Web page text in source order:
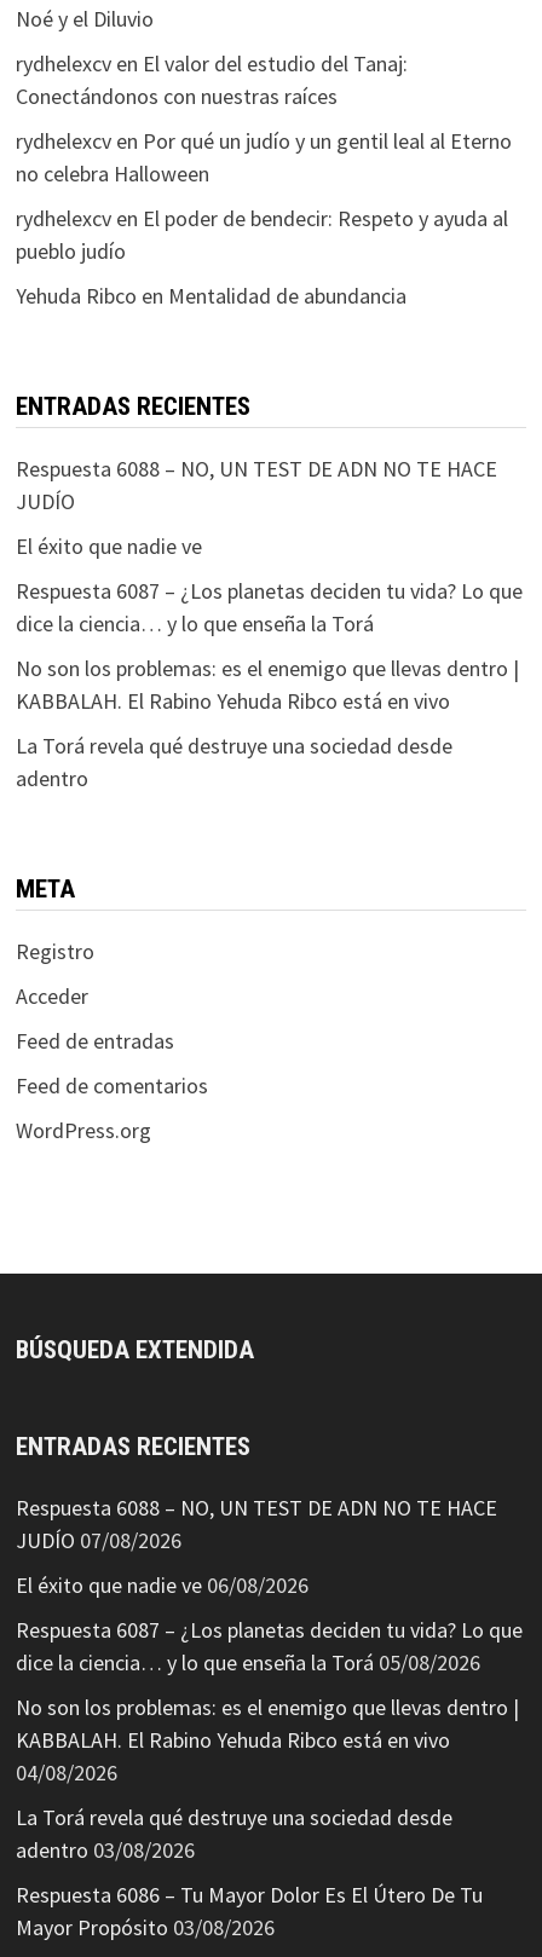
Noé y el Diluvio
rydhelexcven El valor del estudio del Tanaj:
Conectándonos con nuestras raíces
rydhelexcven Por qué un judío y un gentil leal al Eterno
no celebra Halloween
rydhelexcven El poder de bendecir: Respeto y ayuda al
pueblo judío
Yehuda Ribco en Mentalidad de abundancia
ENTRADAS RECIENTES
Respuesta 6088 – NO, UN TEST DE ADN NO TE HACE
JUDÍO
El éxito que nadie ve
Respuesta 6087 – ¿Los planetas deciden tu vida? Lo que
dice la ciencia… y lo que enseña la Torá
No son los problemas: es el enemigo que llevas dentro |
KABBALAH. El Rabino Yehuda Ribco está en vivo
La Torá revela qué destruye una sociedad desde
adentro
META
Registro
Acceder
Feed de entradas
Feed de comentarios
WordPress.org
BÚSQUEDA EXTENDIDA
ENTRADAS RECIENTES
Respuesta 6088 – NO, UN TEST DE ADN NO TE HACE
JUDÍO 07/08/2026
El éxito que nadie ve 06/08/2026
Respuesta 6087 – ¿Los planetas deciden tu vida? Lo que
dice la ciencia… y lo que enseña la Torá 05/08/2026
No son los problemas: es el enemigo que llevas dentro |
KABBALAH. El Rabino Yehuda Ribco está en vivo
04/08/2026
La Torá revela qué destruye una sociedad desde
adentro 03/08/2026
Respuesta 6086 – Tu Mayor Dolor Es El Útero De Tu
Mayor Propósito 03/08/2026